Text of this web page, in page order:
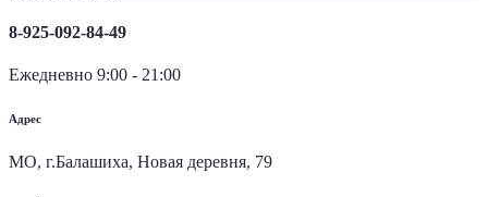
8-925-092-84-49
Ежедневно 9:00 - 21:00
Адрес
МО, г.Балашиха, Новая деревня, 79